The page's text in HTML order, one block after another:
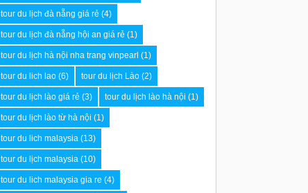
tour du lịch đà nẵng giá rẻ (4)
tour du lịch đà nẵng hội an giá rẻ (1)
tour du lịch hà nội nha trang vinpearl (1)
tour du lich lao (6) tour du lịch Lào (2)
tour du lịch lào giá rẻ (3) tour du lịch lào hà nội (1)
tour du lịch lào từ hà nội (1)
tour du lich malaysia (13)
tour du lịch malaysia (10)
tour du lich malaysia gia re (4)